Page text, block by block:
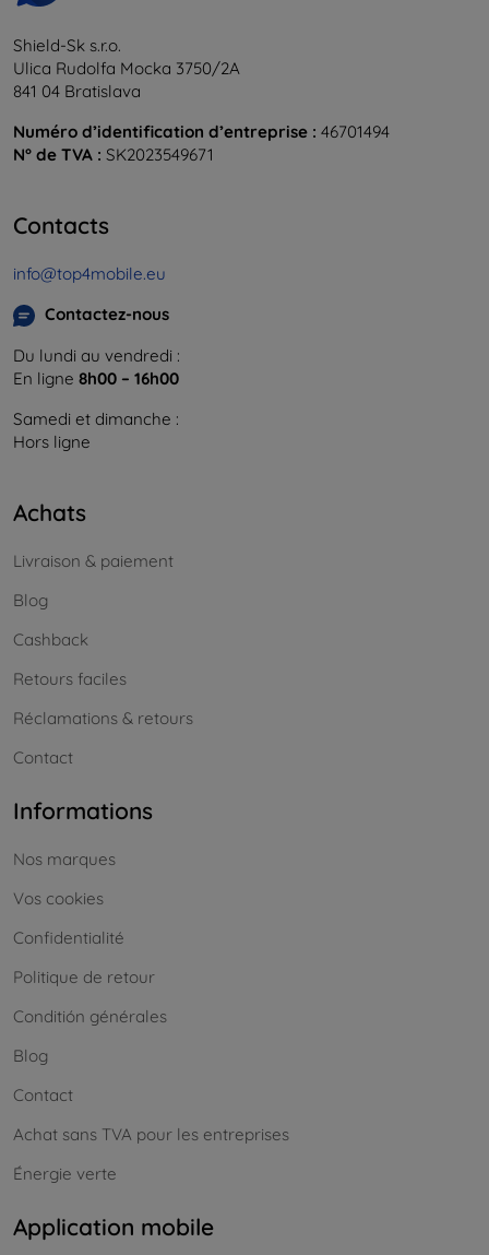
Shield-Sk s.r.o.
Ulica Rudolfa Mocka 3750/2A
841 04 Bratislava
Numéro d’identification d’entreprise : 46701494
N° de TVA : SK2023549671
Contacts
info@top4mobile.eu
Contactez-nous
Du lundi au vendredi :
En ligne 8h00 – 16h00
Samedi et dimanche :
Hors ligne
Achats
Livraison & paiement
Blog
Cashback
Retours faciles
Réclamations & retours
Contact
Informations
Nos marques
Vos cookies
Confidentialité
Politique de retour
Conditión générales
Blog
Contact
Achat sans TVA pour les entreprises
Énergie verte
Application mobile